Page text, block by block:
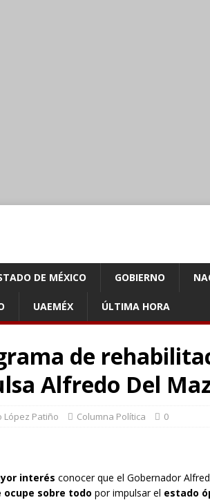
DE MÉXICO GOBIERNO
UAEMÉX ÚLTIMA HORA
de
Alfredo Del
López Patiño Columna Política 0
interés conocer que el Gobernador
ocupe sobre todo por impulsar el estado